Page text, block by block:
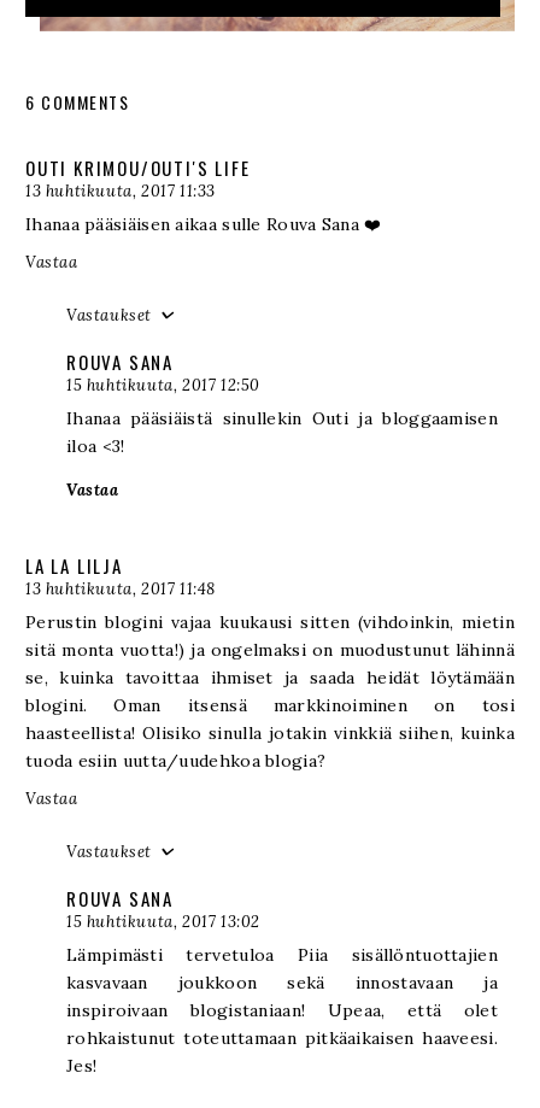
6 COMMENTS
OUTI KRIMOU/OUTI'S LIFE
13 huhtikuuta, 2017 11:33
Ihanaa pääsiäisen aikaa sulle Rouva Sana ❤️
Vastaa
Vastaukset
ROUVA SANA
15 huhtikuuta, 2017 12:50
Ihanaa pääsiäistä sinullekin Outi ja bloggaamisen
iloa <3!
Vastaa
LA LA LILJA
13 huhtikuuta, 2017 11:48
Perustin blogini vajaa kuukausi sitten (vihdoinkin, mietin
sitä monta vuotta!) ja ongelmaksi on muodustunut lähinnä
se, kuinka tavoittaa ihmiset ja saada heidät löytämään
blogini. Oman itsensä markkinoiminen on tosi
haasteellista! Olisiko sinulla jotakin vinkkiä siihen, kuinka
tuoda esiin uutta/uudehkoa blogia?
Vastaa
Vastaukset
ROUVA SANA
15 huhtikuuta, 2017 13:02
Lämpimästi tervetuloa Piia sisällöntuottajien
kasvavaan joukkoon sekä innostavaan ja
inspiroivaan blogistaniaan! Upeaa, että olet
rohkaistunut toteuttamaan pitkäaikaisen haaveesi.
Jes!